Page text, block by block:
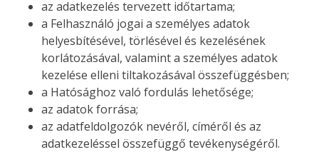
az adatkezelés tervezett időtartama;
a Felhasználó jogai a személyes adatok
helyesbítésével, törlésével és kezelésének
korlátozásával, valamint a személyes adatok
kezelése elleni tiltakozásával összefüggésben;
a Hatósághoz való fordulás lehetősége;
az adatok forrása;
az adatfeldolgozók nevéről, címéről és az
adatkezeléssel összefüggő tevékenységéről.